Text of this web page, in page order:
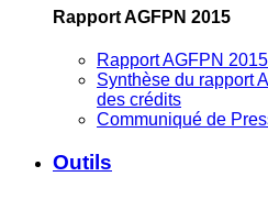
Rapport AGFPN 2015
Rapport AGFPN
Synthèse du rapport
des crédits
Communiqué de
Outils